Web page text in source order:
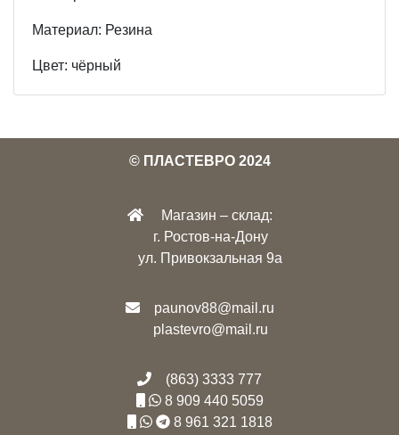
Материал: Резина
Цвет: чёрный
© ПЛАСТЕВРО 2024
Магазин – склад:
г. Ростов-на-Дону
ул. Привокзальная 9а
paunov88@mail.ru
plastevro@mail.ru
(863) 3333 777
8 909 440 5059
8 961 321 1818